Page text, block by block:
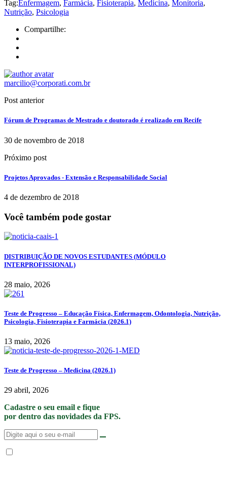
Tag:Enfermagem, Farmácia, Fisioterapia, Medicina, Monitoria,
Nutrição, Psicologia
Compartilhe:
marcilio@corporati.com.br
Post anterior
Fórum de Programas de Mestrado e doutorado é realizado em Recife
30 de novembro de 2018
Próximo post
Projetos Aprovados - Extensão e Responsabilidade Social
4 de dezembro de 2018
Você também pode gostar
DISTRIBUIÇÃO DE NOVOS ESTUDANTES (MÓDULO
INTERPROFISSIONAL)
28 maio, 2026
Teste de Progresso – Educação Física, Enfermagem, Odontologia, Nutrição,
Psicologia, Fisioterapia e Farmácia (2026.1)
13 maio, 2026
Teste de Progresso – Medicina (2026.1)
29 abril, 2026
Cadastre o seu email e fique
por dentro das novidades da FPS.